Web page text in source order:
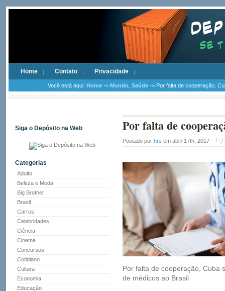
Home Contato Privacidade
Você está aqui: Home -> Mundo Saúde -> Por falta de cooperação,
Siga o Depósito na Web
Categorias
Adulto
Beleza e Moda
Big Brother
Brasil
Carros
Celebridades
Ciência
Cinema
Concursos
Cotidiano
Cultura
Economia
Educação
Por falta de
Postado por hrs em abril 17th, 2017
Por falta de cooperação, Cuba
de médicos ao Brasil